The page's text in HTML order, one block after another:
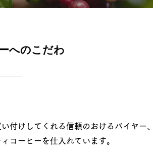
へのこだわ
付けしてくれる信頼のおけるバイヤー、
コーヒーを仕入れています。